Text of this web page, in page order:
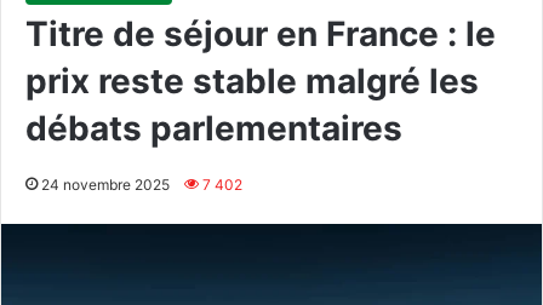
Titre de séjour en France : le
prix reste stable malgré les
débats parlementaires
24 novembre 2025 7 402